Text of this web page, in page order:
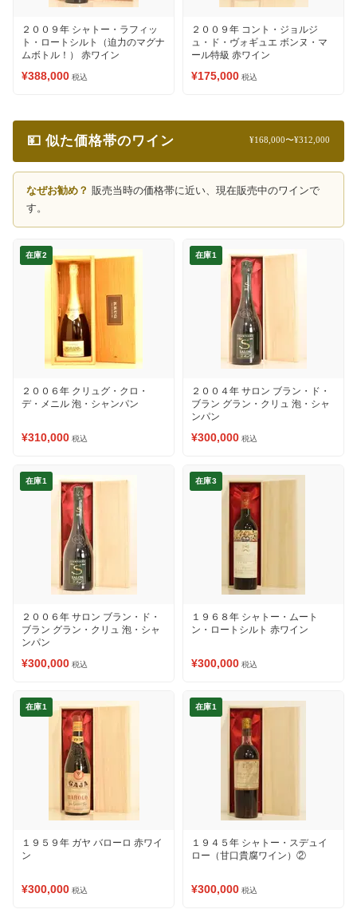
２００９年 シャトー・ラフィッ
ト・ロートシルト（迫力のマグナ
ムボトル！） 赤ワイン
¥388,000 税込
２００９年 コント・ジョルジ
ュ・ド・ヴォギュエ ボンヌ・マ
ール特級 赤ワイン
¥175,000 税込
💴 似た価格帯のワイン ¥168,000〜¥312,000
なぜお勧め？ 販売当時の価格帯に近い、現在販売中のワインで
す。
在庫2
２００６年 クリュグ・クロ・
デ・メニル 泡・シャンパン
¥310,000 税込
在庫1
２００４年 サロン ブラン・ド・
ブラン グラン・クリュ 泡・シャ
ンパン
¥300,000 税込
在庫1
２００６年 サロン ブラン・ド・
ブラン グラン・クリュ 泡・シャ
ンパン
¥300,000 税込
在庫3
１９６８年 シャトー・ムート
ン・ロートシルト 赤ワイン
¥300,000 税込
在庫1
１９５９年 ガヤ バローロ 赤ワイ
ン
¥300,000 税込
在庫1
１９４５年 シャトー・スデュイ
ロー（甘口貴腐ワイン）②
¥300,000 税込